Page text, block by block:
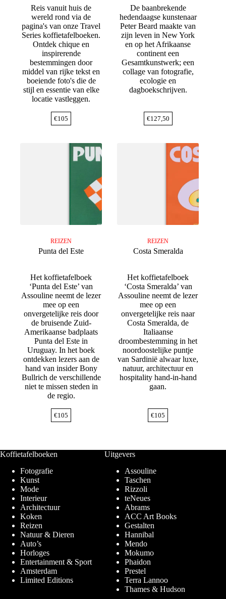
Reis vanuit huis de
wereld rond via de
pagina's van onze Travel
Series koffietafelboeken.
Ontdek chique en
inspirerende
bestemmingen door
middel van rijke tekst en
boeiende foto's die de
stijl en essentie van elke
locatie vastleggen.
€105
De baanbrekende
hedendaagse kunstenaar
Peter Beard maakte van
zijn leven in New York
en op het Afrikaanse
continent een
Gesamtkunstwerk; een
collage van fotografie,
ecologie en
dagboekschrijven.
€127,50
REIZEN
Punta del Este
Het koffietafelboek
‘Punta del Este’ van
Assouline neemt de lezer
mee op een
onvergetelijke reis door
de bruisende Zuid-
Amerikaanse badplaats
Punta del Este in
Uruguay. In het boek
ontdekken lezers aan de
hand van insider Bony
Bullrich de verschillende
niet te missen steden in
de regio.
€105
REIZEN
Costa Smeralda
Het koffietafelboek
‘Costa Smeralda’ van
Assouline neemt de lezer
mee op een
onvergetelijke reis naar
Costa Smeralda, de
Italiaanse
droombestemming in het
noordoostelijke puntje
van Sardinië alwaar luxe,
natuur, architectuur en
hospitality hand-in-hand
gaan.
€105
Koffietafelboeken
Fotografie
Kunst
Mode
Interieur
Architectuur
Koken
Reizen
Natuur & Dieren
Auto’s
Horloges
Entertainment & Sport
Amsterdam
Limited Editions
Uitgevers
Assouline
Taschen
Rizzoli
teNeues
Abrams
ACC Art Books
Gestalten
Hannibal
Mendo
Mokumo
Phaidon
Prestel
Terra Lannoo
Thames & Hudson